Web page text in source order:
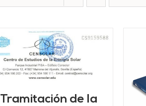
Tramitación de la
DETALLES